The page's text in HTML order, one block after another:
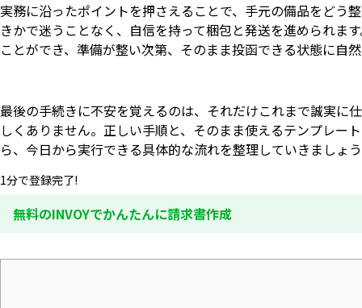
実務に沿ったポイントを押さえることで、手元の備品をどう
きかで迷うことなく、自信を持って梱包と発送を進められま
ことができ、準備が整い次第、そのまま投函できる状態に自
最後の手続きに不安を覚えるのは、それだけこれまで誠実に
しくありません。正しい手順と、そのまま使えるテンプレー
ら、今日から実行できる具体的な流れを整理していきましょ
1分で登録完了!
無料のINVOYでかんたんに請求書作成